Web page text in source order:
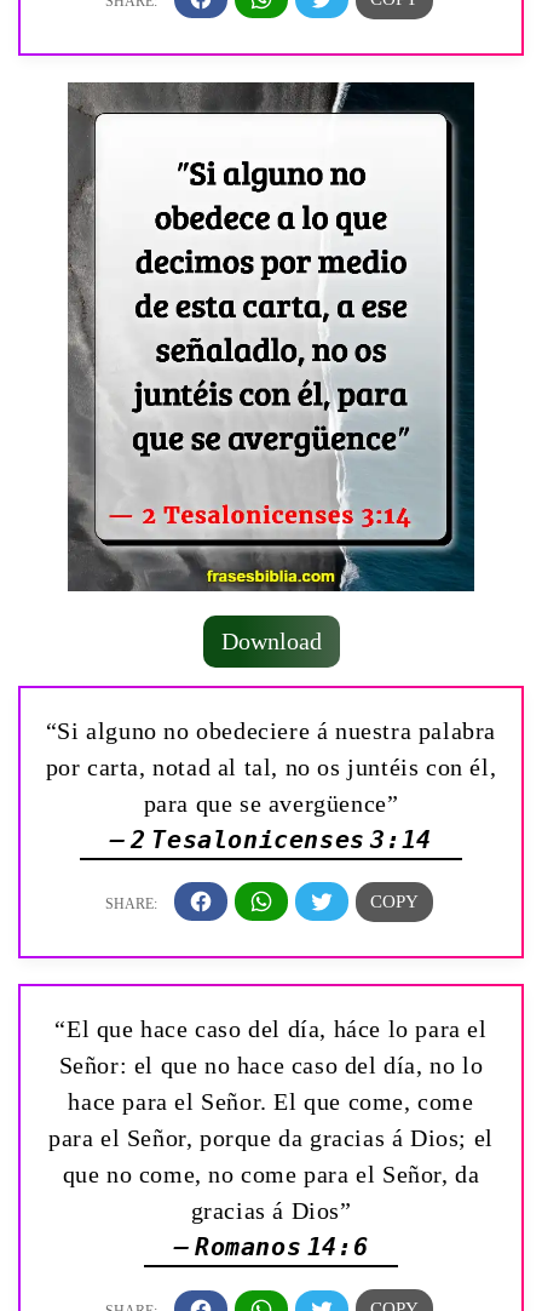
Download
“Si alguno no obedeciere á nuestra palabra
por carta, notad al tal, no os juntéis con él,
para que se avergüence”
— 2 Tesalonicenses 3:14
“El que hace caso del día, háce lo para el
Señor: el que no hace caso del día, no lo
hace para el Señor. El que come, come
para el Señor, porque da gracias á Dios; el
que no come, no come para el Señor, da
gracias á Dios”
— Romanos 14:6